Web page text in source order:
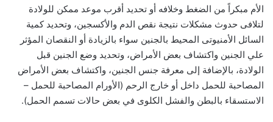
الأم مبكراً من الضغط وخلافه أو تحديد أقرب موعد ممكن للولادة
لتلافى حدوث مشكلات نتيجة نقص الدم والأكسجين، وتحديد كمية
السائل الأمنيوتى المحيط بالجنين سواء بالزيادة أو النقصان المؤثر
علي الجنين واكتشاف بعض الأمراض، وتحديد وضع الجنين قبل
الولادة، بالإضافة إلى معرفة جنس الجنين، واكتشاف بعض الأمراض
المصاحبة للحمل داخل أو خارج الرحم (الأورام المصاحبة للحمل –
الاستسقاء بالبطن والفشل الكلوى في بعض حالات تسمم الحمل).